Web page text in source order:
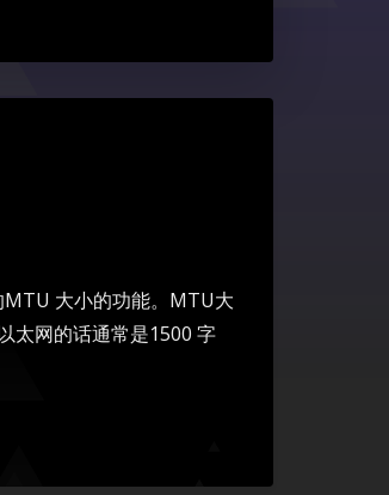
大小的功能。MTU大
太网的话通常是1500 字